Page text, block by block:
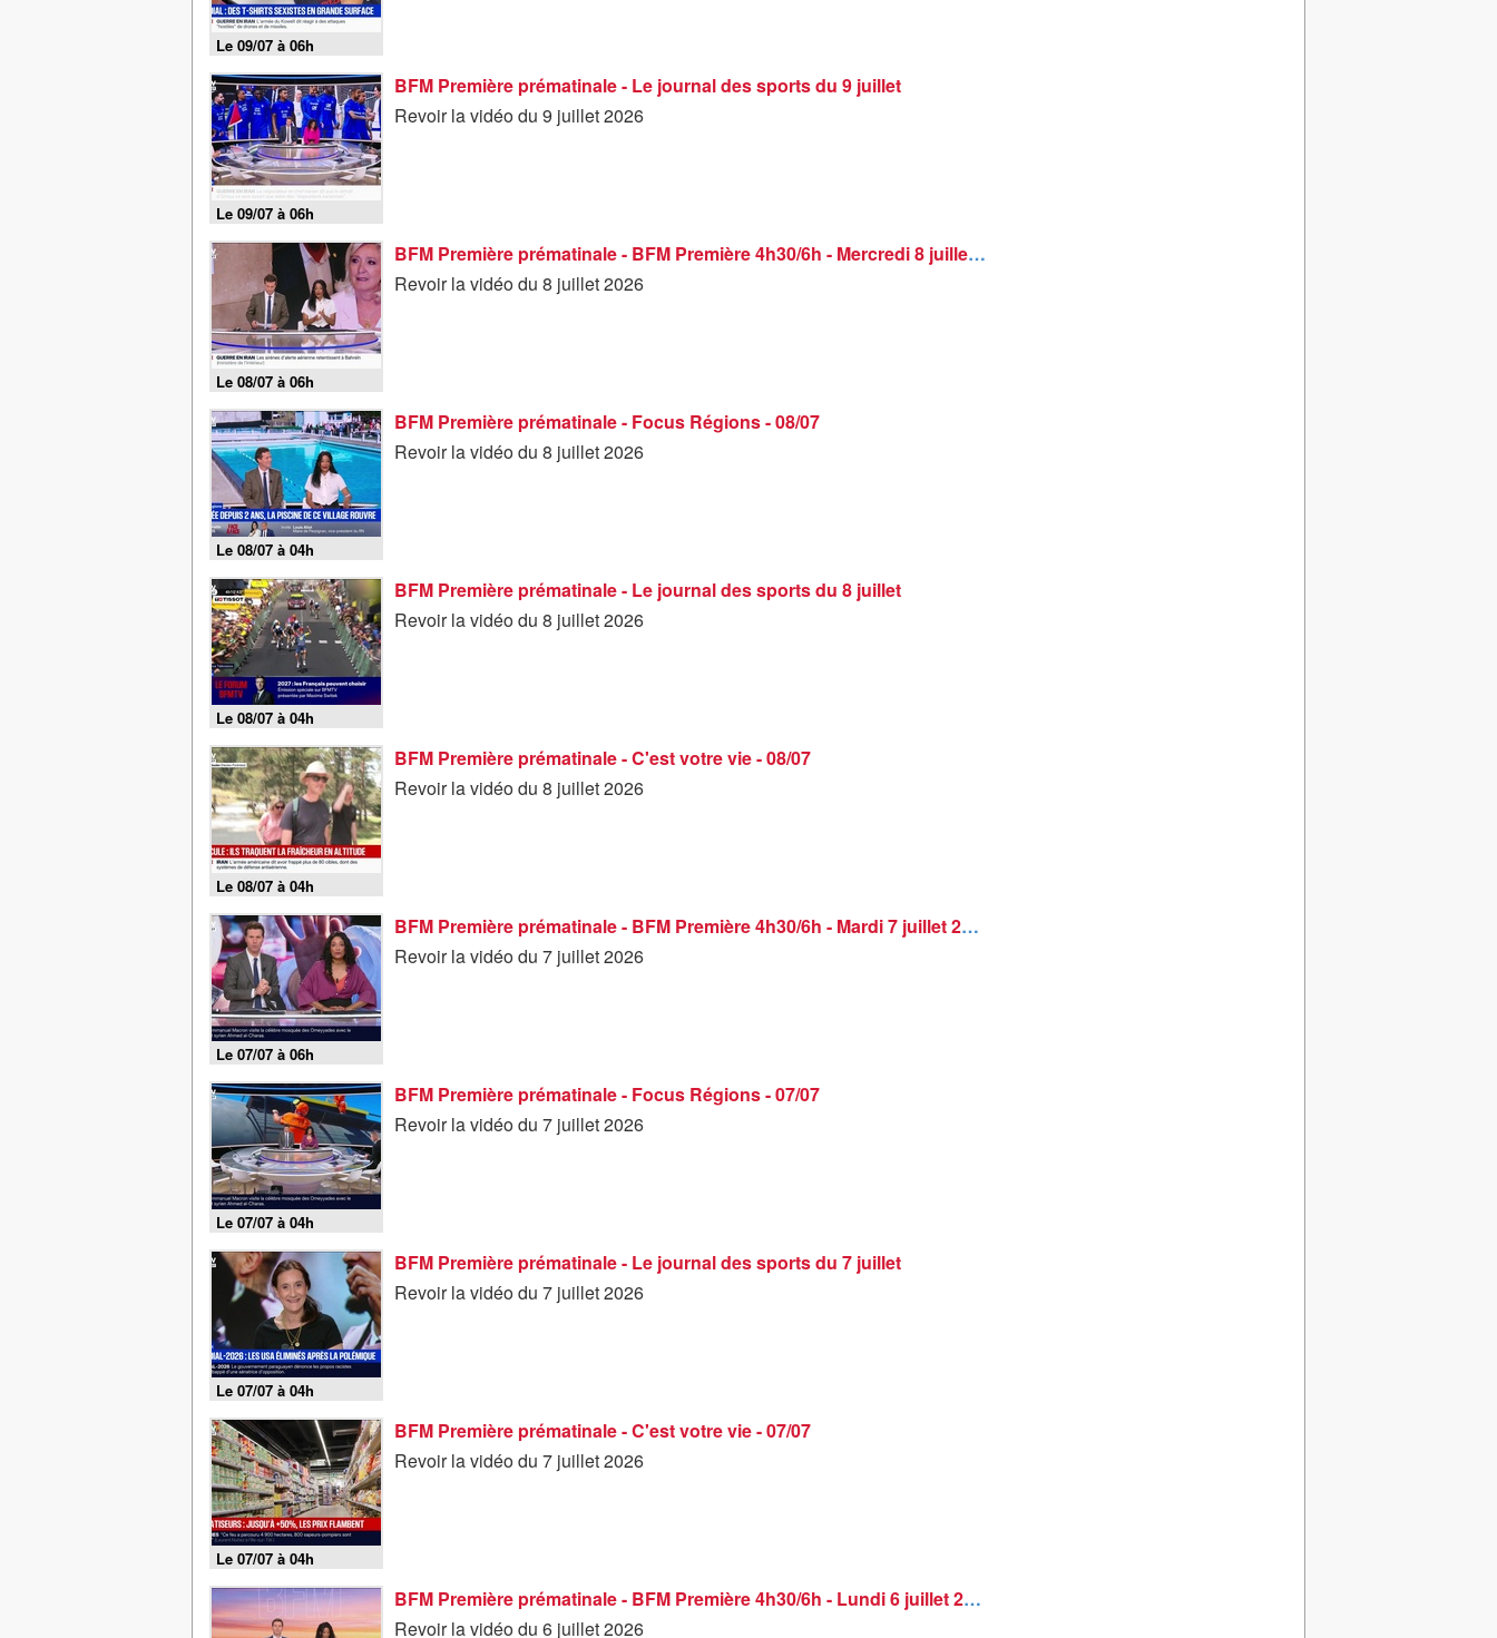
Le 09/07 à 06h
Le 09/07 à 06h
BFM Première prématinale - Le journal des sports du 9 juillet
Revoir la vidéo du 9 juillet 2026
Le 08/07 à 06h
BFM Première prématinale - BFM Première 4h30/6h - Mercredi 8 juillet 2026
Revoir la vidéo du 8 juillet 2026
Le 08/07 à 04h
BFM Première prématinale - Focus Régions - 08/07
Revoir la vidéo du 8 juillet 2026
Le 08/07 à 04h
BFM Première prématinale - Le journal des sports du 8 juillet
Revoir la vidéo du 8 juillet 2026
Le 08/07 à 04h
BFM Première prématinale - C'est votre vie - 08/07
Revoir la vidéo du 8 juillet 2026
Le 07/07 à 06h
BFM Première prématinale - BFM Première 4h30/6h - Mardi 7 juillet 2026
Revoir la vidéo du 7 juillet 2026
Le 07/07 à 04h
BFM Première prématinale - Focus Régions - 07/07
Revoir la vidéo du 7 juillet 2026
Le 07/07 à 04h
BFM Première prématinale - Le journal des sports du 7 juillet
Revoir la vidéo du 7 juillet 2026
Le 07/07 à 04h
BFM Première prématinale - C'est votre vie - 07/07
Revoir la vidéo du 7 juillet 2026
BFM Première prématinale - BFM Première 4h30/6h - Lundi 6 juillet 2026
Revoir la vidéo du 6 juillet 2026